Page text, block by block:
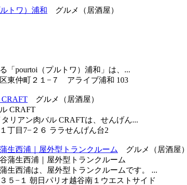
トワ）浦和 グルメ（居酒屋）
「pourtoi（プルトワ）浦和」は、...
東仲町２１−７ アライブ浦和 103
グルメ（居酒屋）
リアン肉バル CRAFTは、せんげん...
丁目7−２６ ララせんげん台2
生西浦｜屋外型トランクルーム
グルメ（居酒屋）
生西浦は、屋外型トランクルームです。 ...
５−１ 朝日パリオ越谷南１ウエストサイド